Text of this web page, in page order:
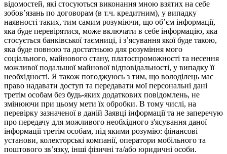
відомостей, які стосуються виконання мною взятих на себе
зобов’язань по договорам (в т.ч. кредитним), у випадку
наявності таких, тим самим розуміючи, що об’єм інформації,
яка буде перевірятися, може включати в себе інформацію, яка
стосується банківської таємниці, і з’ясування якої буде такою,
яка буде повною та достатньою для розуміння мого
соціального, майнового стану, платоспроможності та несення
можливої подальшої майнової відповідальності, у випадку її
необхідності. Я також погоджуюсь з тим, що володілець має
право надавати доступ та передавати мої персональні дані
третім особам без будь-яких додаткових повідомлень, не
змінюючи при цьому мети їх обробки. В тому числі, на
перевірку зазначеної в даній Заявці інформації та не заперечую
про передачу для можливого необхідного з'ясування даної
інформації третім особам, під якими розумію: фінансові
установи, колекторські компанії, оператори мобільного та
поштового зв’язку, інші фізичні та/або юридичні особи.